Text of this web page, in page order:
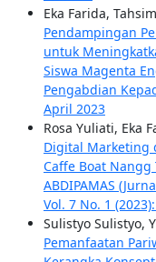
Eka Farida,
Pendampingan
untuk
Siswa Magenta
Pengabdian
April 2023
Rosa Yuliati, Eka
Digital Marketing
Caffe Boat Nangg
ABDIPAMAS
Vol. 7 No. 1
Sulistyo Sulistyo,
Pemanfaatan